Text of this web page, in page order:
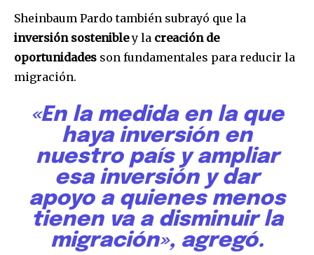
Únete a nuestra comunidad de
suscriptores y sé parte de la
conversación.
Para suscribirte, solo escribe tu dirección de correo eletrónico
y da click en el botón de "suscribir". No te preocupes,
Sheinbaum Pardo también subrayó que la
inversión sostenibley la creación de
oportunidades son fundamentales para reducir la
migración.
«En la medida en la que
haya inversión en
nuestro país y ampliar
esa inversión y dar
apoyo a quienes menos
tienen va a disminuir la
migración», agregó.